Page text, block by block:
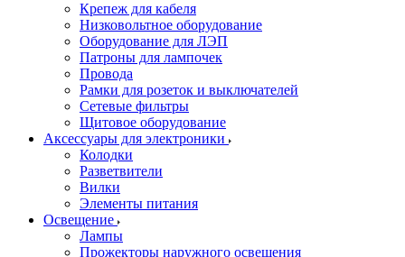
Крепеж для кабеля
Низковольтное оборудование
Оборудование для ЛЭП
Патроны для лампочек
Провода
Рамки для розеток и выключателей
Сетевые фильтры
Щитовое оборудование
Аксессуары для электроники
Колодки
Разветвители
Вилки
Элементы питания
Освещение
Лампы
Прожекторы наружного освещения